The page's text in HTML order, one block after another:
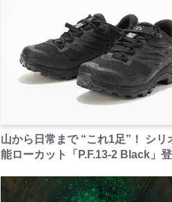
山から日常まで “これ1足”！ シリ
能ローカット「P.F.13-2 Black」